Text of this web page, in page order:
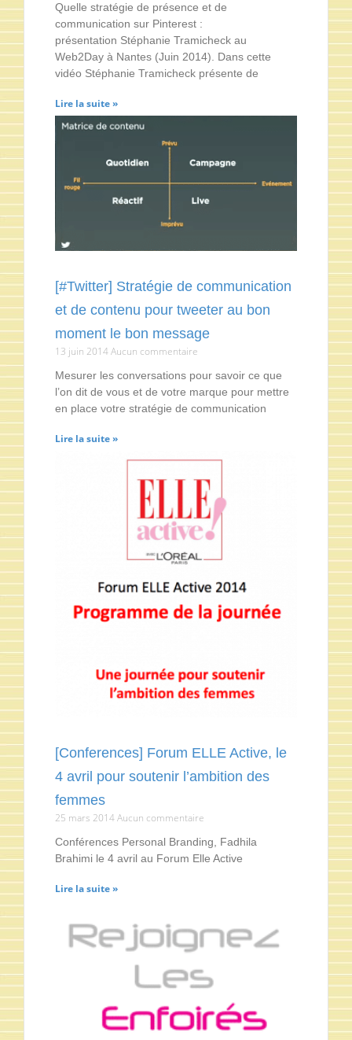
Quelle stratégie de présence et de
communication sur Pinterest :
présentation Stéphanie Tramicheck au
Web2Day à Nantes (Juin 2014). Dans cette
vidéo Stéphanie Tramicheck présente de
Lire la suite »
[#Twitter] Stratégie de communication
et de contenu pour tweeter au bon
moment le bon message
13 juin 2014Aucun commentaire
Mesurer les conversations pour savoir ce que
l’on dit de vous et de votre marque pour mettre
en place votre stratégie de communication
Lire la suite »
[Conferences] Forum ELLE Active, le
4 avril pour soutenir l’ambition des
femmes
25 mars 2014Aucun commentaire
Conférences Personal Branding, Fadhila
Brahimi le 4 avril au Forum Elle Active
Lire la suite »